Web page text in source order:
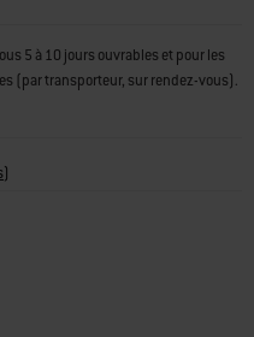
5 à 10 jours ouvrables et pour les
(par transporteur, sur rendez-vous).
)